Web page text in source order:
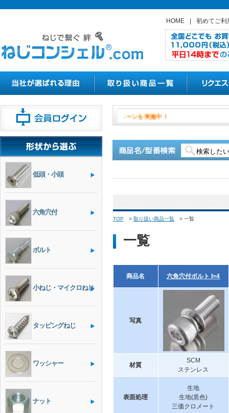
HOME 初めてご利
低頭・小頭
六角穴付
ボルト
小ねじ・マイクロねじ
タッピングねじ
ワッシャー
ナット
月１日よりやきつかナットの
TOP > 取り扱い商品一覧 > 一覧
一覧
商品名 六角穴付ボルト I=4
写真
材質
SCM
ステンレス
表面処理
生地
生地(黒色)
三価クロメート